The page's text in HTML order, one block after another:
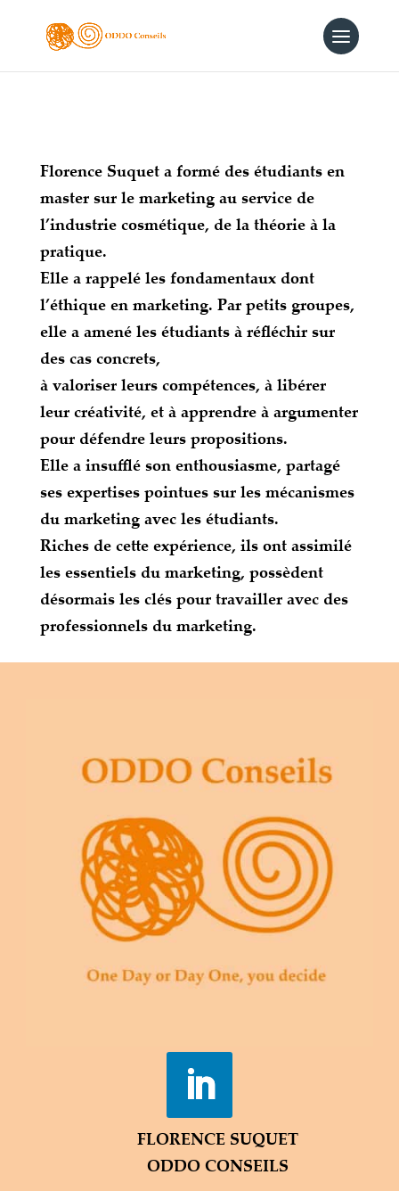
Florence Suquet a formé des étudiants en
master sur le marketing au service de
l’industrie cosmétique, de la théorie à la
pratique.
Elle a rappelé les fondamentaux dont
l’éthique en marketing. Par petits groupes,
elle a amené les étudiants à réfléchir sur
des cas concrets,
à valoriser leurs compétences, à libérer
leur créativité, et à apprendre à argumenter
pour défendre leurs propositions.
Elle a insufflé son enthousiasme, partagé
ses expertises pointues sur les mécanismes
du marketing avec les étudiants.
Riches de cette expérience, ils ont assimilé
les essentiels du marketing, possèdent
désormais les clés pour travailler avec des
professionnels du marketing.
FLORENCE SUQUET
ODDO CONSEILS